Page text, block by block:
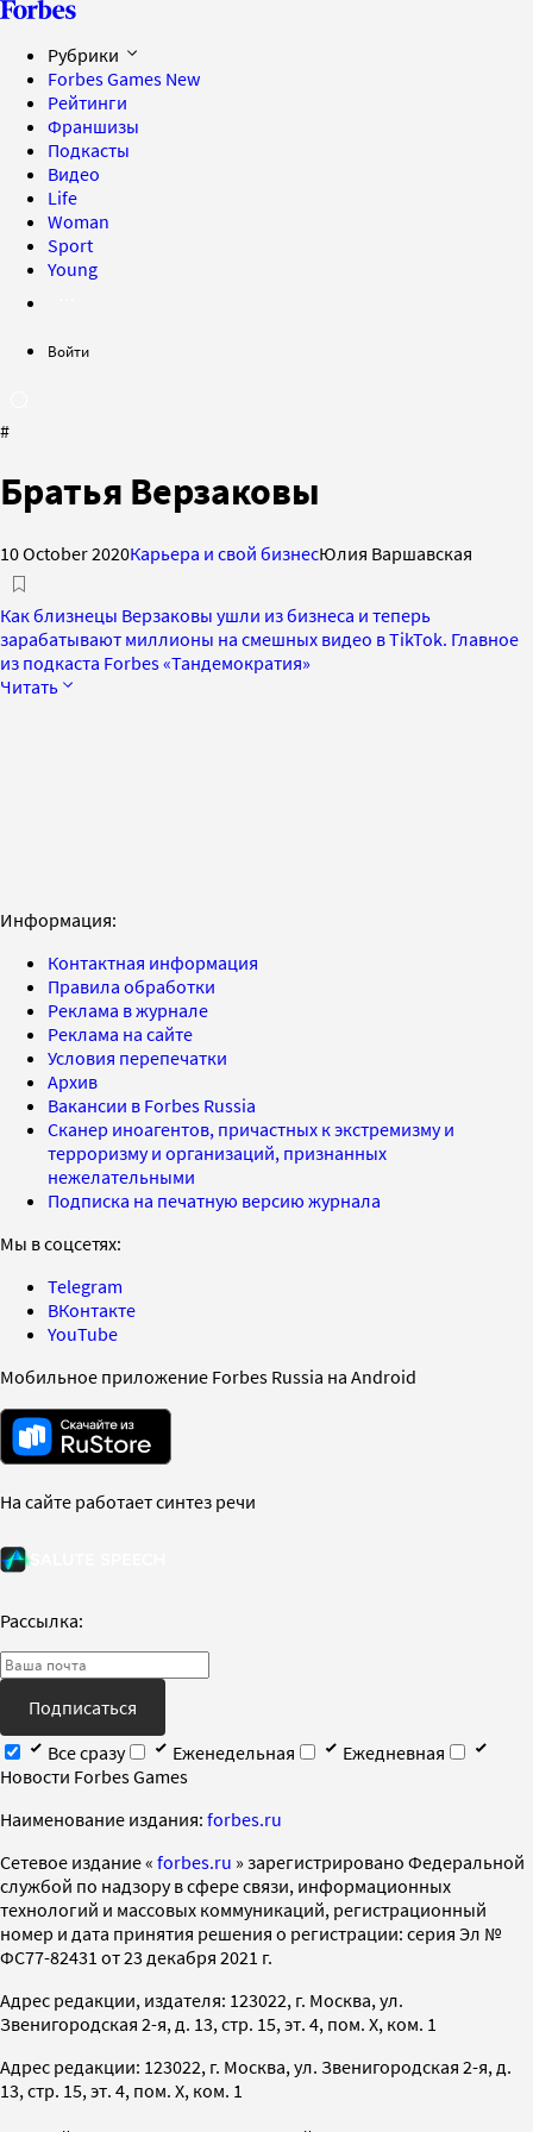
Рубрики
Forbes Games New
Рейтинги
Франшизы
Подкасты
Видео
Life
Woman
Sport
Young
Войти
#
Братья Верзаковы
10 October 2020Карьера и свой бизнесЮлия Варшавская
Как близнецы Верзаковы ушли из бизнеса и теперь
зарабатывают миллионы на смешных видео в TikTok. Главное
из подкаста Forbes «Тандемократия»
Читать
Информация:
Контактная информация
Правила обработки
Реклама в журнале
Реклама на сайте
Условия перепечатки
Архив
Вакансии в Forbes Russia
Сканер иноагентов, причастных к экстремизму и
терроризму и организаций, признанных
нежелательными
Подписка на печатную версию журнала
Мы в соцсетях:
Telegram
ВКонтакте
YouTube
Мобильное приложение Forbes Russia на Android
На сайте работает синтез речи
Рассылка:
Подписаться
Все сразу
Еженедельная
Ежедневная
Новости Forbes Games
Наименование издания: forbes.ru
Cетевое издание « forbes.ru » зарегистрировано Федеральной
службой по надзору в сфере связи, информационных
технологий и массовых коммуникаций, регистрационный
номер и дата принятия решения о регистрации: серия Эл №
ФС77-82431 от 23 декабря 2021 г.
Адрес редакции, издателя: 123022, г. Москва, ул.
Звенигородская 2-я, д. 13, стр. 15, эт. 4, пом. X, ком. 1
Адрес редакции: 123022, г. Москва, ул. Звенигородская 2-я, д.
13, стр. 15, эт. 4, пом. X, ком. 1